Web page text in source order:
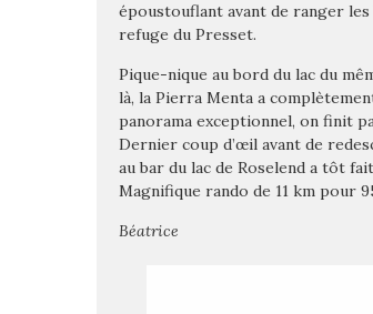
époustouflant avant de ranger
refuge du Presset.
Pique-nique au bord du lac du
là, la Pierra Menta a
panorama exceptionnel, on finit
Dernier coup d’œil avant de
au bar du lac de Roselend a tôt
Magnifique rando de 11 km pour
Béatrice